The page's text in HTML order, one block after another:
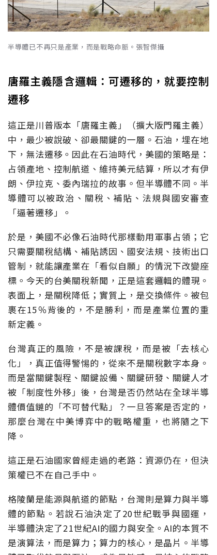
半導體已不再只是產業，而是戰略命脈。張智傑攝
唐羅主義隱含邏輯：可遷移的，就要控制
遷移
這正是川普版本「唐羅主義」（擴大版門羅主義）
中，最少被說破、卻最關鍵的一層。石油，埋在地
下，無法遷移。因此在石油時代，美國的策略是：
占領產地、控制航道、維持美元結算，所以才有伊
朗、伊拉克、委內瑞拉的故事。但半導體不同。半
導體可以被政治、關稅、補貼、法規與國安審查
「逼著遷移」。
於是，美國不必像石油時代那樣動用軍事占領；它
只需要關稅結構、補貼誘因、國安法規、技術出口
管制，就能讓產業在「看似自願」的情況下改變座
標。今天的台美關稅新聞，正是這套邏輯的體現。
表面上，是關稅降低；實質上，是交換條件。被包
裹在15％背後的，不是勝利，而是產業位置的重
新定義。
台灣真正的風險，不是被課稅，而是被「去核心
化」，真正值得警惕的，從來不是關稅數字本身。
而是當關鍵製程、關鍵設備、關鍵研發、關鍵人才
被「制度性外移」後，台灣是否仍然站在全球半導
體價值鏈的「不可替代點」？一旦答案是否定的，
那麼台灣在中美博弈中的戰略權重，也將隨之下
降。
這正是石油國家曾經走過的老路：資源仍在，但決
策權已不在自己手中。
格陵蘭是能源與航道的節點，台灣則是算力與半導
體的節點。若說石油決定了20世紀戰爭與國運，
半導體決定了21世紀AI的國力與安全。AI的本質不
是演算法，而是算力；算力的核心，是晶片。半導